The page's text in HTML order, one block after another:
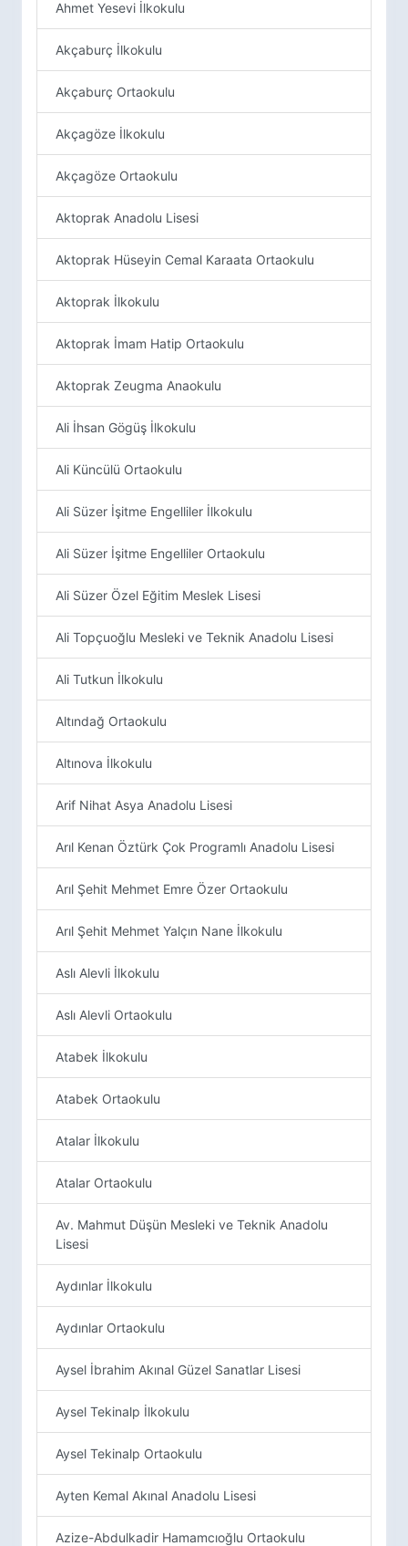
Ahmet Yesevi İlkokulu
Akçaburç İlkokulu
Akçaburç Ortaokulu
Akçagöze İlkokulu
Akçagöze Ortaokulu
Aktoprak Anadolu Lisesi
Aktoprak Hüseyin Cemal Karaata Ortaokulu
Aktoprak İlkokulu
Aktoprak İmam Hatip Ortaokulu
Aktoprak Zeugma Anaokulu
Ali İhsan Gögüş İlkokulu
Ali Küncülü Ortaokulu
Ali Süzer İşitme Engelliler İlkokulu
Ali Süzer İşitme Engelliler Ortaokulu
Ali Süzer Özel Eğitim Meslek Lisesi
Ali Topçuoğlu Mesleki ve Teknik Anadolu Lisesi
Ali Tutkun İlkokulu
Altındağ Ortaokulu
Altınova İlkokulu
Arif Nihat Asya Anadolu Lisesi
Arıl Kenan Öztürk Çok Programlı Anadolu Lisesi
Arıl Şehit Mehmet Emre Özer Ortaokulu
Arıl Şehit Mehmet Yalçın Nane İlkokulu
Aslı Alevli İlkokulu
Aslı Alevli Ortaokulu
Atabek İlkokulu
Atabek Ortaokulu
Atalar İlkokulu
Atalar Ortaokulu
Av. Mahmut Düşün Mesleki ve Teknik Anadolu
Lisesi
Aydınlar İlkokulu
Aydınlar Ortaokulu
Aysel İbrahim Akınal Güzel Sanatlar Lisesi
Aysel Tekinalp İlkokulu
Aysel Tekinalp Ortaokulu
Ayten Kemal Akınal Anadolu Lisesi
Azize-Abdulkadir Hamamcıoğlu Ortaokulu